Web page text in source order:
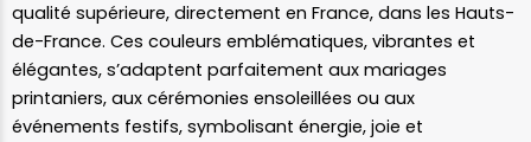
qualité supérieure, directement en France, dans les Hauts-
de-France. Ces couleurs emblématiques, vibrantes et
élégantes, s’adaptent parfaitement aux mariages
printaniers, aux cérémonies ensoleillées ou aux
événements festifs, symbolisant énergie, joie et